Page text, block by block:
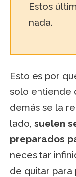
Estos
nada.
Esto es por
solo entiende
demás se la
lado, suelen
preparados
necesitar
de quitar para